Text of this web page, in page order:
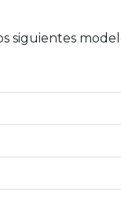
siguientes